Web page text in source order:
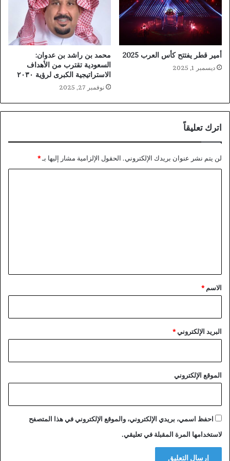
أمير قطر يفتتح كأس العرب 2025
ديسمبر 1, 2025
محمد بن راشد بن عدوان:
السعودية تقترب من الأهداف
الاستراتيجية الكبرى لرؤية ٢٠٣٠
نوفمبر 27, 2025
اترك تعليقاً
لن يتم نشر عنوان بريدك الإلكتروني. الحقول الإلزامية مشار إليها بـ*
*
الاسم *
البريد الإلكتروني*
الموقع الإلكتروني
احفظ اسمي، بريدي الإلكتروني، والموقع الإلكتروني في هذا المتصفح
لاستخدامها المرة المقبلة في تعليقي.